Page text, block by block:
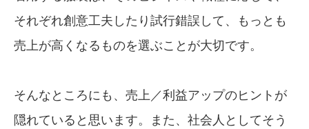
それぞれ創意工夫したり試行錯誤して、もっとも
売上が高くなるものを選ぶことが大切です。
そんなところにも、売上／利益アップのヒントが
隠れていると思います。また、社会人としてそう